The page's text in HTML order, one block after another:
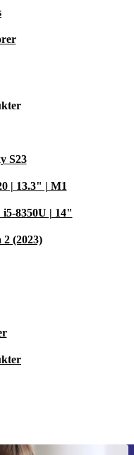
S23
| 13.3" | M1
8350U | 14"
(2023)